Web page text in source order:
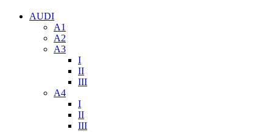
AUDI
A1
A2
A3
I
II
III
A4
I
II
III